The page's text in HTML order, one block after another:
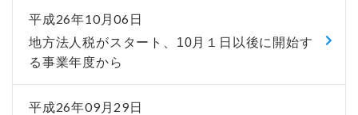
平成26年10月06日
地方法人税がスタート、10月１日以後に開始す
る事業年度から
平成26年09月29日